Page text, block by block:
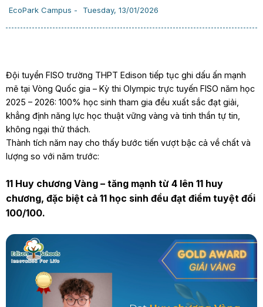
EcoPark Campus - Tuesday, 13/01/2026
Đội tuyển FISO trường THPT Edison tiếp tục ghi dấu ấn mạnh
mẽ tại Vòng Quốc gia – Kỳ thi Olympic trực tuyến FISO năm học
2025 – 2026: 100% học sinh tham gia đều xuất sắc đạt giải,
khẳng định năng lực học thuật vững vàng và tinh thần tự tin,
không ngại thử thách.
Thành tích năm nay cho thấy bước tiến vượt bậc cả về chất và
lượng so với năm trước:
11 Huy chương Vàng – tăng mạnh từ 4 lên 11 huy
chương, đặc biệt cả 11 học sinh đều đạt điểm tuyệt đối
100/100.